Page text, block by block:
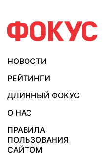
НОВОСТИ
РЕЙТИНГИ
ДЛИННЫЙ ФОКУС
О НАС
ПРАВИЛА
ПОЛЬЗОВАНИЯ
САЙТОМ